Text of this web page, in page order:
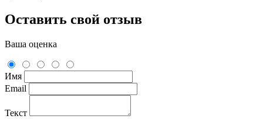
Оставить свой отзыв
Ваша оценка
Имя
Email
Текст